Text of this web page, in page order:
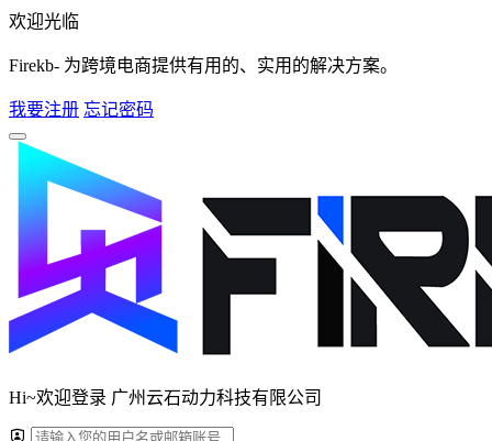
欢迎光临
Firekb- 为跨境电商提供有用的、实用的解决方案。
我要注册 忘记密码
Hi~欢迎登录 广州云石动力科技有限公司